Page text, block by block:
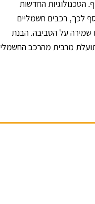
הטכנולוגיות החדשות
לכך, רכבים חשמליים
שמירה על הסביבה. הבנת
מרבית מהרכב החשמלי